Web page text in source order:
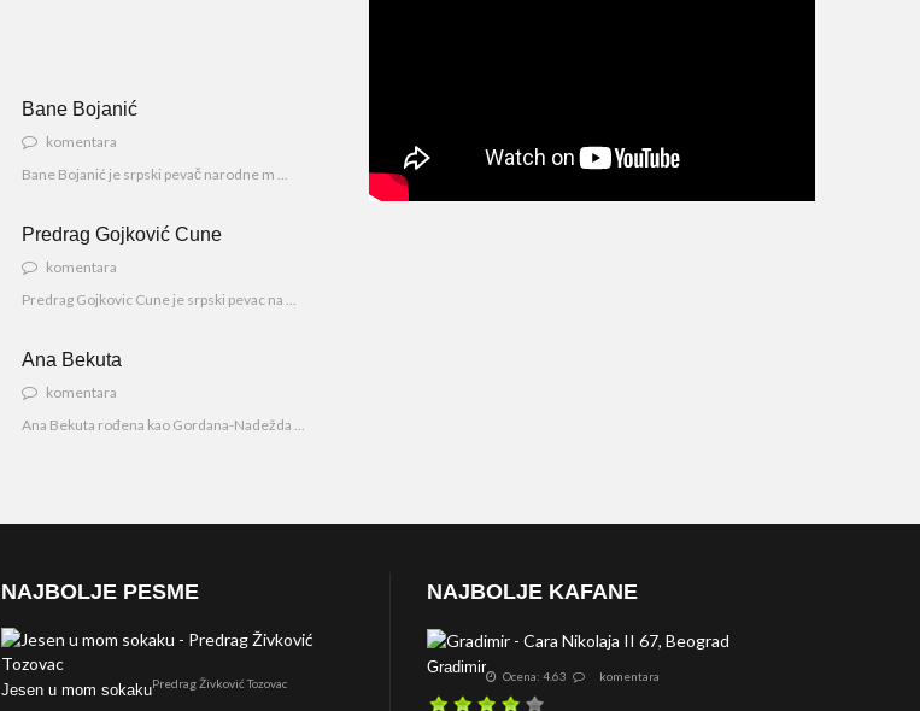
Bane Bojanić
komentara
Bane Bojanić je srpski pevač narodne m ...
Predrag Gojković Cune
komentara
Predrag Gojkovic Cune je srpski pevac na ...
Ana Bekuta
komentara
Ana Bekuta rođena kao Gordana-Nadežda ...
NAJBOLJE PESME
Jesen u mom sokakuPredrag Živković Tozovac
NAJBOLJE KAFANE
Gradimir Ocena: 4.63 komentara